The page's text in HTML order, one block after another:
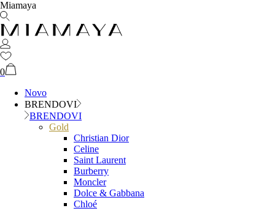
Miamaya
0
Novo
BRENDOVI
BRENDOVI
Gold
Christian Dior
Celine
Saint Laurent
Burberry
Moncler
Dolce & Gabbana
Chloé